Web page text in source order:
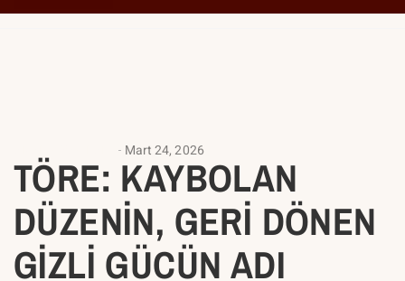
Mart 24, 2026
TÖRE: KAYBOLAN
DÜZENİN, GERİ DÖNEN
GİZLİ GÜCÜN ADI